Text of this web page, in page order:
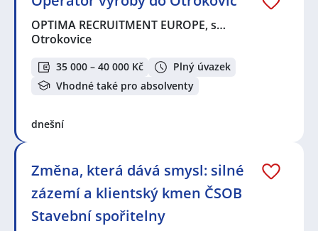
OPTIMA RECRUITMENT EUROPE, s…
Otrokovice
35 000 – 40 000 Kč
Plný úvazek
Vhodné také pro absolventy
dnešní
Změna, která dává smysl: silné
zázemí a klientský kmen ČSOB
Stavební spořitelny